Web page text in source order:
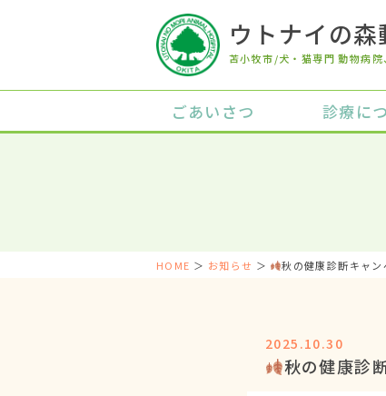
ウトナイの
苫小牧市/犬・猫専門 動物病院
ごあいさつ 診療に
HOME ＞ お知らせ ＞ 秋の健康診断キャン
2025.10.30
秋の健康診